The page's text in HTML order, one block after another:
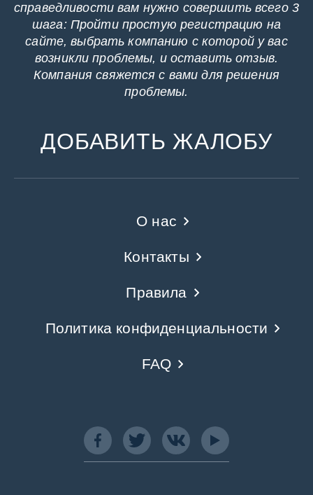
справедливости вам нужно совершить всего 3
шага: Пройти простую регистрацию на
сайте, выбрать компанию с которой у вас
возникли проблемы, и оставить отзыв.
Компания свяжется с вами для решения
проблемы.
ДОБАВИТЬ ЖАЛОБУ
О нас
Контакты
Правила
Политика конфиденциальности
FAQ